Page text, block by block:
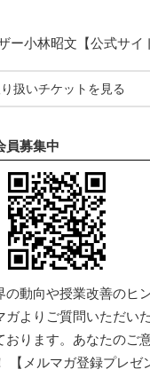
ー小林昭文【公式サイ
扱いチケットを見る
員募集中
の動向や授業改善のヒ
ガよりご質問いただい
おります。あなたのご
【メルマガ登録プレゼ